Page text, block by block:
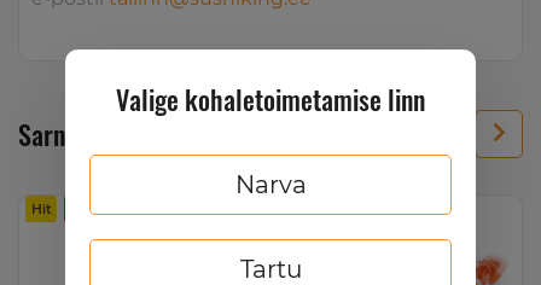
Valige kohaletoimetamise linn
Narva
Tartu
Sarnased tooted
Hit Terav